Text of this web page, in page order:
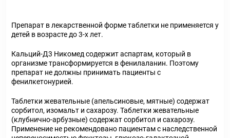
Препарат в лекарственной форме таблетки не применяется у
детей в возрасте до 3-х лет.
Кальций-Д3 Никомед содержит аспартам, который в
организме трансформируется в фенилаланин. Поэтому
препарат не должны принимать пациенты с
фенилкетонурией.
Таблетки жевательные (апельсиновые, мятные) содержат
сорбитол, изомальт и сахарозу. Таблетки жевательные
(клубнично-арбузные) содержат сорбитол и сахарозу.
Применение не рекомендовано пациентам с наследственной